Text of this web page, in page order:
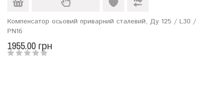
Компенсатор осьовий приварний сталевий, Ду 125 / L30 /
PN16
1955.00 грн